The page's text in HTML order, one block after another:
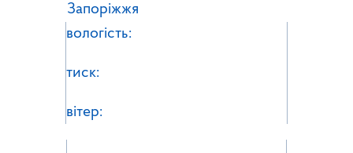
Запоріжжя
вологість:
тиск:
вітер: